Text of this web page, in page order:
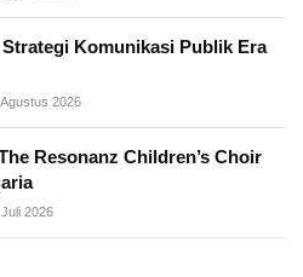
Komunikasi Publik Era
2026
Resonanz Children’s Choir
2026